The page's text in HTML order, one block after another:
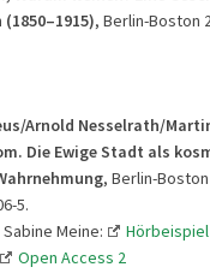
, Berlin-Boston
Arnold Nesselrath/
Die Ewige Stadt als
, Berlin-Boston
5.
Meine:
Hörbeispiel
Open Access 2